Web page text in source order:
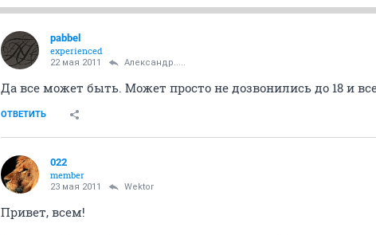
pabbel
experienced
22 мая 2011 Александр.....
Да все может быть. Может просто не дозвонились до 18 и
ОТВЕТИТЬ
022
member
23 мая 2011 Wektor
Привет, всем!